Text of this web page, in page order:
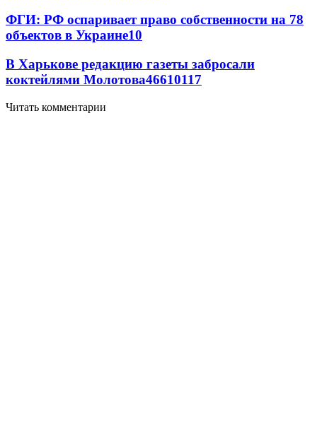
ФГИ: РФ оспаривает право собственности на 78
объектов в Украине10
В Харькове редакцию газеты забросали
коктейлями Молотова46610117
Читать комментарии